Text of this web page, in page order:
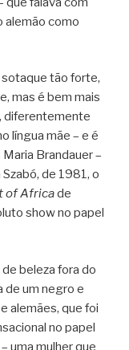
alemão como
sotaque tão forte,
mas é bem mais
diferentemente
língua mãe – e é
Brandauer –
de 1981, o
of Africade
show no papel
beleza fora do
de um negro e
alemães, que foi
no papel
uma mulher que